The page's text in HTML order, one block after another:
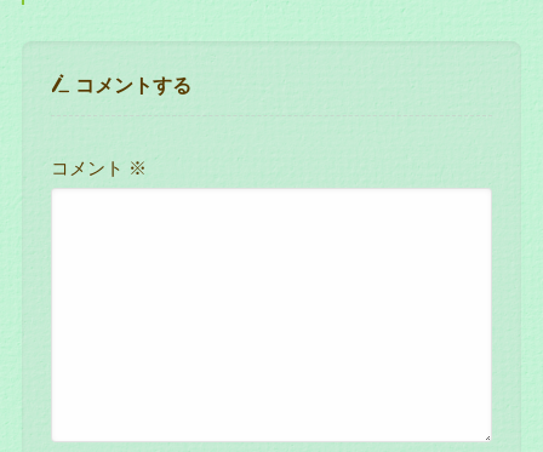
コメントする
コメント ※